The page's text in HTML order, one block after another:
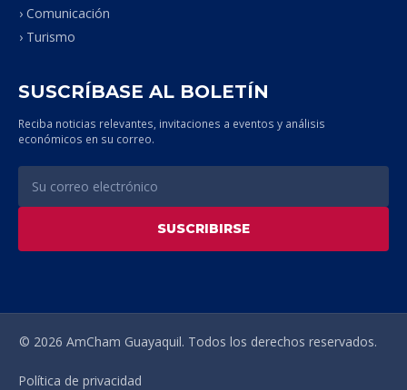
› Comunicación
› Turismo
SUSCRÍBASE AL BOLETÍN
Reciba noticias relevantes, invitaciones a eventos y análisis
económicos en su correo.
SUSCRIBIRSE
© 2026 AmCham Guayaquil. Todos los derechos reservados.
Política de privacidad